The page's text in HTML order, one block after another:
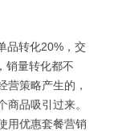
品转化20%，交
销量转化都不
营策略产生的，
品吸引过来。
用优惠套餐营销